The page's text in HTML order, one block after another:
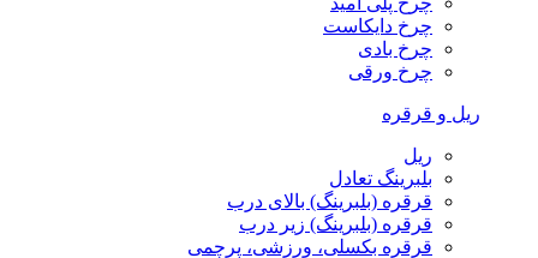
چرخ دایکاست
چرخ بادی
چرخ ورقی
ریل و قرقره
ریل
بلبرینگ تعادل
قرقره (بلبرینگ) بالای درب
قرقره (بلبرینگ) زیر درب
قرقره بکسلی، ورزشی، پرچمی